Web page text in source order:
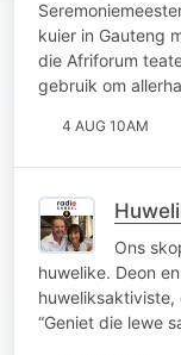
kuier in Gauteng
die Afriforum
gebruik om
4 AUG 10AM
Ons
huwelike. Deon
“Geniet die lewe